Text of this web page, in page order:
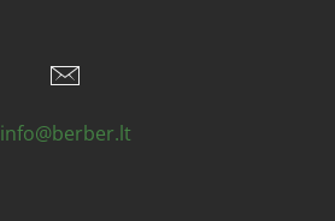
info@berber.lt